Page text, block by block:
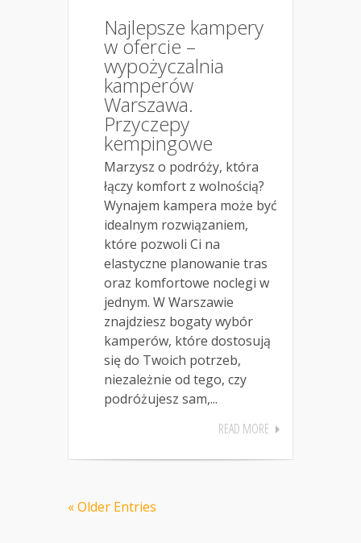
Najlepsze kampery
w ofercie –
wypożyczalnia
kamperów
Warszawa.
Przyczepy
kempingowe
Marzysz o podróży, która
łączy komfort z wolnością?
Wynajem kampera może być
idealnym rozwiązaniem,
które pozwoli Ci na
elastyczne planowanie tras
oraz komfortowe noclegi w
jednym. W Warszawie
znajdziesz bogaty wybór
kamperów, które dostosują
się do Twoich potrzeb,
niezależnie od tego, czy
podróżujesz sam,...
READ MORE
« Older Entries